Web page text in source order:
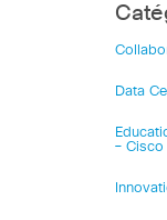
Data
–